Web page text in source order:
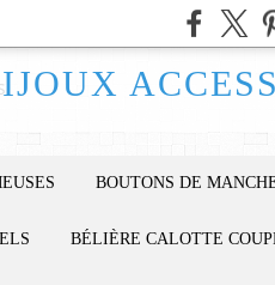
BOUTONS DE
BÉLIÈRE CALOTTE